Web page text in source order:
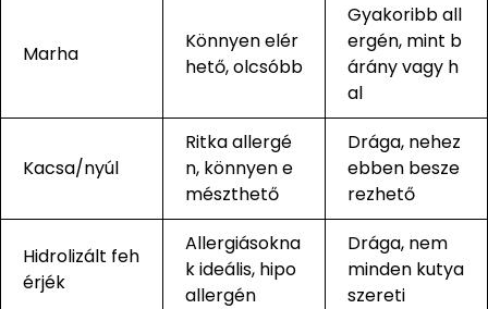
Marha
Könnyen elér
hető, olcsóbb
Gyakoribb all
ergén, mint b
árány vagy h
al
Kacsa/nyúl
Ritka allergé
n, könnyen e
mészthető
Drága, nehez
ebben besze
rezhető
Hidrolizált feh
érjék
Allergiásokna
k ideális, hipo
allergén
Drága, nem
minden kutya
szereti